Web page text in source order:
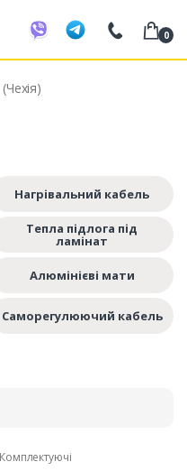
098 20 52 818
099 53 43 210
0
Нагрівальний кабель
Тепла підлога під
ламінат
Алюмінієві мати
Саморегулюючий кабель
Комплектуючі